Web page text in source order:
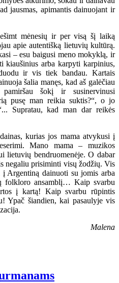
jausmas, apimantis dainuojant ir
mėnesių ir per visą šį laiką
apie autentišką lietuvių kultūrą.
– esu baigusi meno mokyklą, ir
kiaušinius arba karpyti karpinius,
ir vis tiek bandau. Kartais
šalia manęs, kad aš galėčiau
šokį ir susinervinusi
pusę man reikia suktis?“, o jo
Supratau, kad man dar reikės
kurias jos mama atvykusi į
Mano mama – muzikos
lietuvių bendruomenėje. O dabar
negaliu prisiminti visų žodžių. Vis
Argentiną dainuoti su jomis arba
folkloro ansamblį… Kaip svarbu
į kartą! Kaip svarbu rūpintis
Ypač šiandien, kai pasaulyje vis
Malena